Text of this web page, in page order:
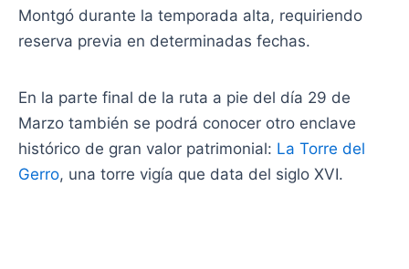
Montgó durante la temporada alta, requiriendo
reserva previa en determinadas fechas.
En la parte final de la ruta a pie del día 29 de
Marzo también se podrá conocer otro enclave
histórico de gran valor patrimonial: La Torre del
Gerro, una torre vigía que data del siglo XVI.